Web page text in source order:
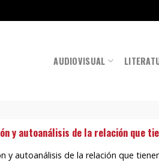
AUDIOVISUAL
y autoanálisis de la relación que
y autoanálisis de la relación que